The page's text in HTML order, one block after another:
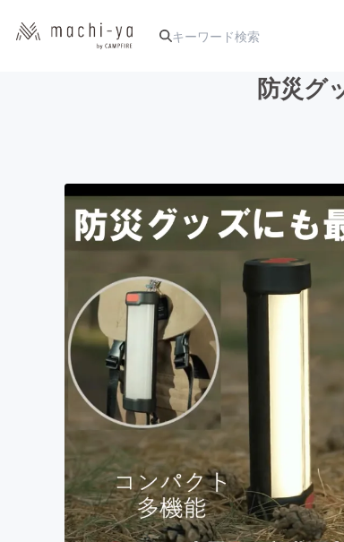
アート・写真
テクノロジー・ガジェット
映像・映画
ビジネス・起業
まちづくり・地域活性化
防災グ